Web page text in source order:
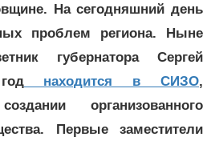
На сегодняшний день
проблем региона. Ныне
губернатора Сергей
находится в СИЗО,
организованного
Первые заместители